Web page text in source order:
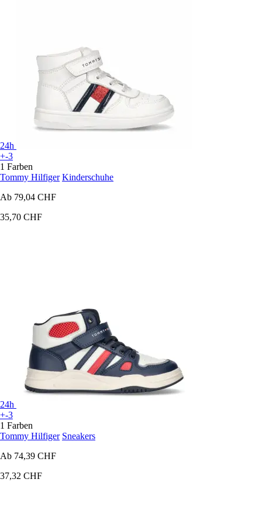
24h
+-3
1 Farben
Tommy Hilfiger Kinderschuhe
Ab 79,04 CHF
35,70 CHF
24h
+-3
1 Farben
Tommy Hilfiger Sneakers
Ab 74,39 CHF
37,32 CHF